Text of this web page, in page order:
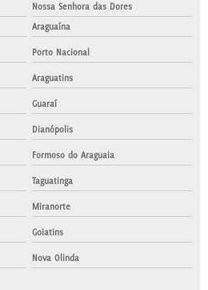
Nossa Senhora das Dores
Araguaína
Porto Nacional
Araguatins
Guaraí
Dianópolis
Formoso do Araguaia
Taguatinga
Miranorte
Goiatins
Nova Olinda